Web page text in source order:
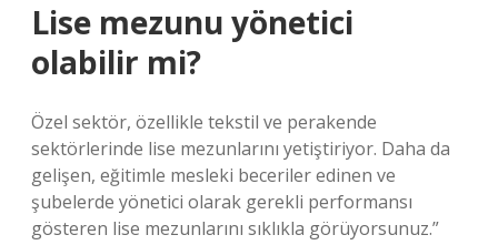
Lise mezunu yönetici
olabilir mi?
Özel sektör, özellikle tekstil ve perakende
sektörlerinde lise mezunlarını yetiştiriyor. Daha da
gelişen, eğitimle mesleki beceriler edinen ve
şubelerde yönetici olarak gerekli performansı
gösteren lise mezunlarını sıklıkla görüyorsunuz.”